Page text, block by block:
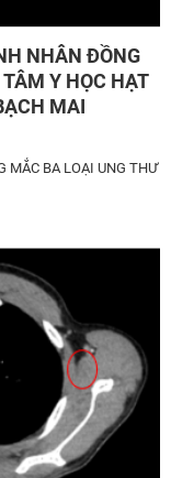
NHÂN ĐỒNG
Y HỌC HẠT
MAI
MẮC BA LOẠI UNG THƯ